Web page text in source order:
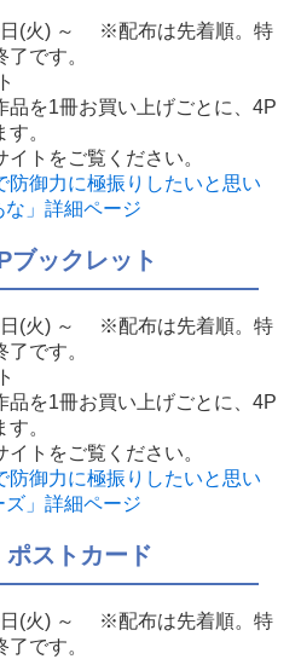
日(火) ～ ※配布は先着順。特
です。
品を1冊お買い上げごとに、4P
。
トをご覧ください。
御力に極振りしたいと思い
な」詳細ページ
ックレット
日(火) ～ ※配布は先着順。特
です。
品を1冊お買い上げごとに、4P
。
トをご覧ください。
御力に極振りしたいと思い
ズ」詳細ページ
ストカード
日(火) ～ ※配布は先着順。特
です。